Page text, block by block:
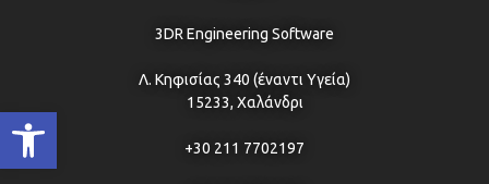
Ανοίξτε τη γραμμή εργαλείων
3DR Engineering Software
Λ. Κηφισίας 340 (έναντι Υγεία)
15233, Χαλάνδρι
+30 211 7702197